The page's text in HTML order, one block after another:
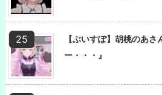
【ぶいすぽ】胡桃のあ
ー・・・』